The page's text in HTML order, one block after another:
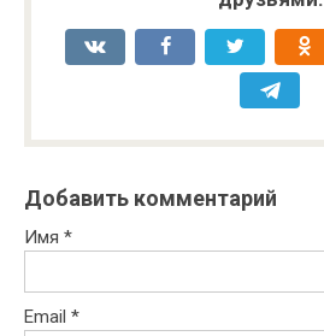
Добавить комментарий
Имя *
Email *